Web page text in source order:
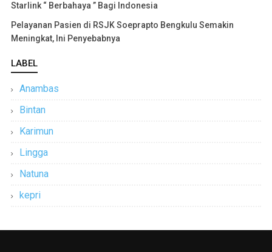
Starlink “ Berbahaya ” Bagi Indonesia
Pelayanan Pasien di RSJK Soeprapto Bengkulu Semakin
Meningkat, Ini Penyebabnya
LABEL
Anambas
Bintan
Karimun
Lingga
Natuna
kepri